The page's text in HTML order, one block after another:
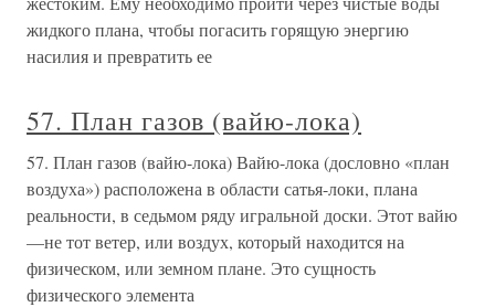
жидкого плана, чтобы погасить горящую энергию
насилия и превратить ее
57. План газов (вайю-лока)
57. План газов (вайю-лока) Вайю-лока (дословно «план
воздуха») расположена в области сатья-локи, плана
реальности, в седьмом ряду игральной доски. Этот вайю
—не тот ветер, или воздух, который находится на
физическом, или земном плане. Это сущность
физического элемента